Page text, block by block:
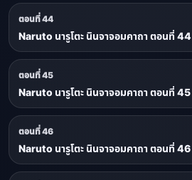
ตอนที่ 44
Naruto นารูโตะ นินจาจอมคาถา ตอนที่ 44
ตอนที่ 45
Naruto นารูโตะ นินจาจอมคาถา ตอนที่ 45
ตอนที่ 46
Naruto นารูโตะ นินจาจอมคาถา ตอนที่ 46